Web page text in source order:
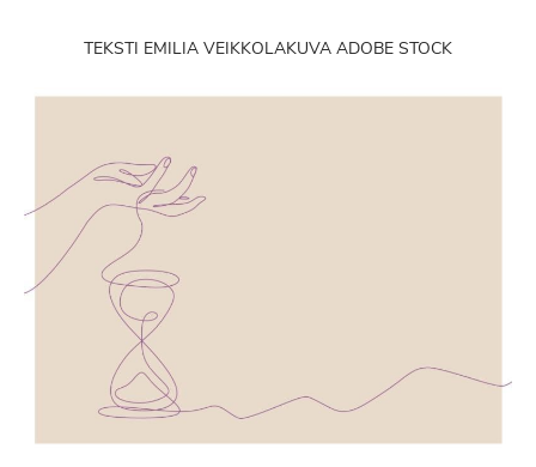
TEKSTI EMILIA VEIKKOLAKUVA ADOBE STOCK